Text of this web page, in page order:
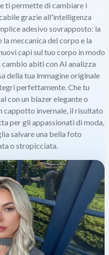
ti permette di cambiare i
grazie all'intelligenza
adesivo sovrapposto: la
meccanica del corpo e la
capi sul tuo corpo in modo
abiti con AI analizza
della tua immagine originale
perfettamente. Che tu
con un blazer elegante o
cappotto invernale, il risultato
per gli appassionati di moda,
salvare una bella foto
o stropicciata.